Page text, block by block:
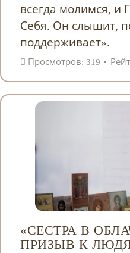
всегда молимся, и
Себя. Он слышит,
поддерживает».
Просмотров: 319
«СЕСТРА В
ПРИЗЫВ К